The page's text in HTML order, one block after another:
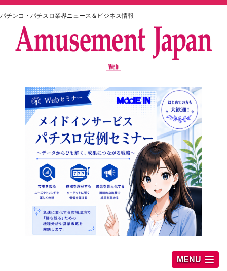
パチンコ・パチスロ業界ニュース＆ビジネス情報
MENU